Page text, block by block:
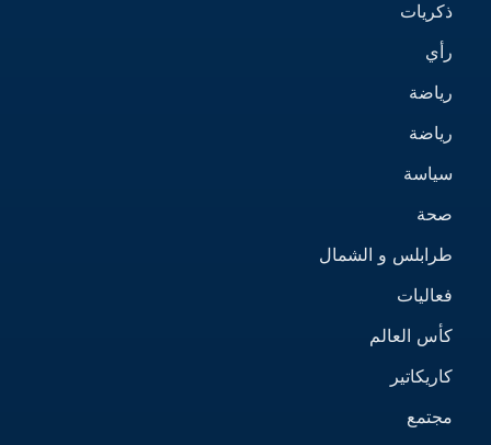
ذكريات
رأي
رياضة
رياضة
سياسة
صحة
طرابلس و الشمال
فعاليات
كأس العالم
كاريكاتير
مجتمع